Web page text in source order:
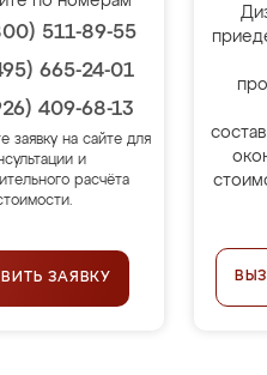
511-89-55
665-24-01
409-68-13
заявку на сайте для
и
расчёта
ЗАЯВКУ